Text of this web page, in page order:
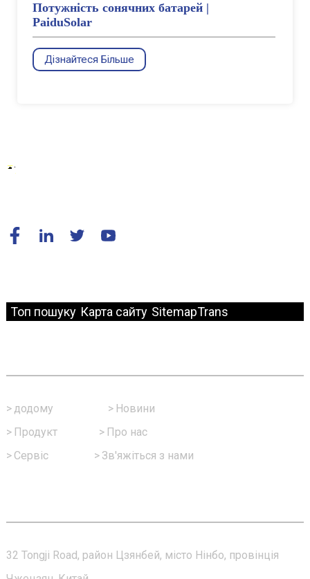
Потужність сонячних батарей |
PaiduSolar
Дізнайтеся Більше
Топ пошуку Карта сайту SitemapTrans
> додому > Новини
> Продукт > Про нас
> Сервіс > Зв'яжіться з нами
32 Tongji Road, район Цзянбей, місто Нінбо, провінція